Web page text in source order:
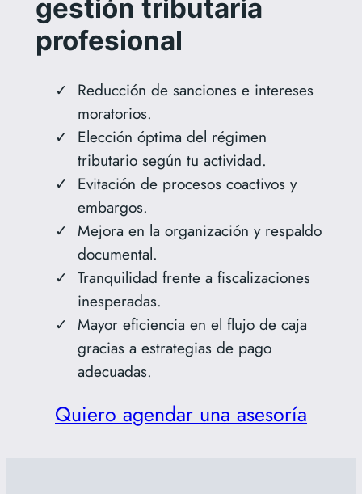
gestión tributaria
profesional
Reducción de sanciones e intereses
moratorios.
Elección óptima del régimen
tributario según tu actividad.
Evitación de procesos coactivos y
embargos.
Mejora en la organización y respaldo
documental.
Tranquilidad frente a fiscalizaciones
inesperadas.
Mayor eficiencia en el flujo de caja
gracias a estrategias de pago
adecuadas.
Quiero agendar una asesoría